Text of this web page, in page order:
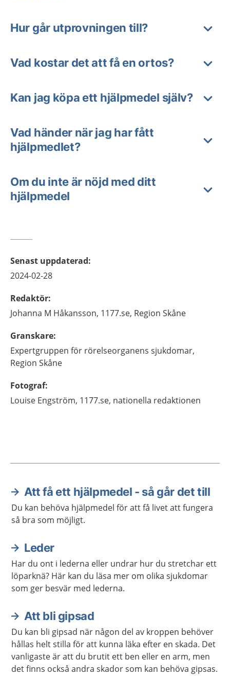
Hur går utprovningen till?
Vad kostar det att få en ortos?
Kan jag köpa ett hjälpmedel själv?
Vad händer när jag har fått
hjälpmedlet?
Om du inte är nöjd med ditt
hjälpmedel
Senast uppdaterad:
2024-02-28
Redaktör:
Johanna M Håkansson, 1177.se, Region Skåne
Granskare:
Expertgruppen för rörelseorganens sjukdomar,
Region Skåne
Fotograf:
Louise Engström, 1177.se, nationella redaktionen
Aktuella artiklar
Att få ett hjälpmedel - så går det till
Du kan behöva hjälpmedel för att få livet att fungera
så bra som möjligt.
Leder
Har du ont i lederna eller undrar hur du stretchar ett
löparknä? Här kan du läsa mer om olika sjukdomar
som ger besvär med lederna.
Att bli gipsad
Du kan bli gipsad när någon del av kroppen behöver
hållas helt stilla för att kunna läka efter en skada. Det
vanligaste är att du brutit ett ben eller en arm, men
det finns också andra skador som kan behöva gipsas.